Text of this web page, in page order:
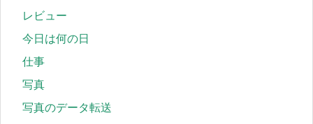
レビュー
今日は何の日
仕事
写真
写真のデータ転送